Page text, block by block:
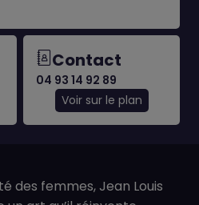
Contact
04 93 14 92 89
Voir sur le plan
des femmes, Jean Louis